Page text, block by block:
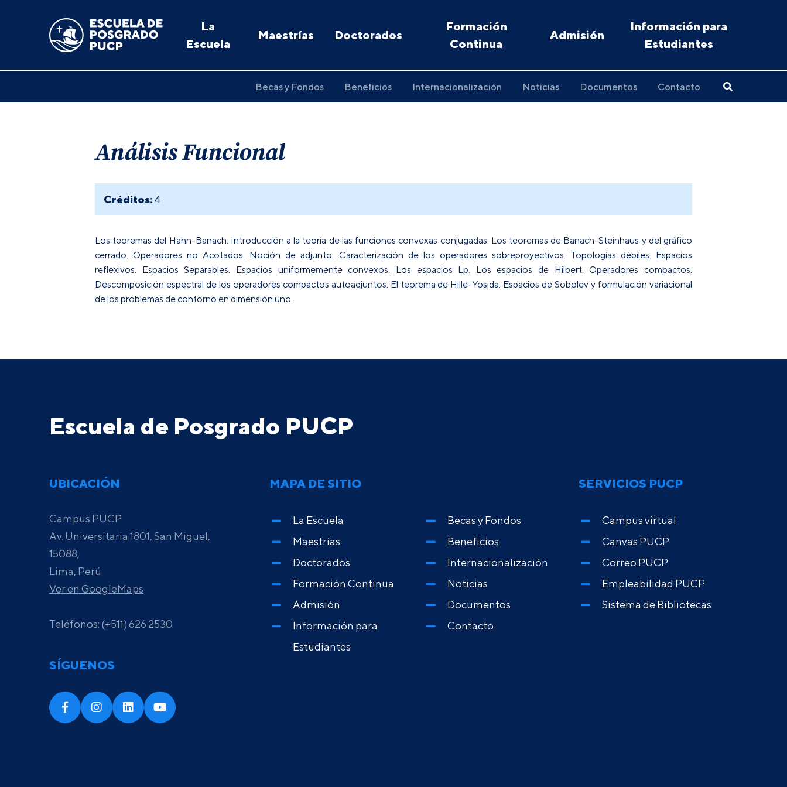
La
Escuela
Maestrías Doctorados
Formación
Continua
Admisión
Información para
Estudiantes
Becas y Fondos Beneficios Internacionalización Noticias Documentos Contacto
Análisis Funcional
Créditos:4
Los teoremas del Hahn-Banach. Introducción a la teoría de las funciones convexas conjugadas. Los teoremas de Banach-Steinhaus y del gráfico
cerrado. Operadores no Acotados. Noción de adjunto. Caracterización de los operadores sobreproyectivos. Topologías débiles. Espacios
reflexivos. Espacios Separables. Espacios uniformemente convexos. Los espacios Lp. Los espacios de Hilbert. Operadores compactos.
Descomposición espectral de los operadores compactos autoadjuntos. El teorema de Hille-Yosida. Espacios de Sobolev y formulación variacional
de los problemas de contorno en dimensión uno.
Escuela de Posgrado PUCP
UBICACIÓN
Campus PUCP
Av. Universitaria 1801, San Miguel,
15088,
Lima, Perú
Ver en GoogleMaps
Teléfonos: (+511) 626 2530
SÍGUENOS
MAPA DE SITIO
La Escuela
Maestrías
Doctorados
Formación Continua
Admisión
Información para
Estudiantes
Becas y Fondos
Beneficios
Internacionalización
Noticias
Documentos
Contacto
SERVICIOS PUCP
Campus virtual
Canvas PUCP
Correo PUCP
Empleabilidad PUCP
Sistema de Bibliotecas